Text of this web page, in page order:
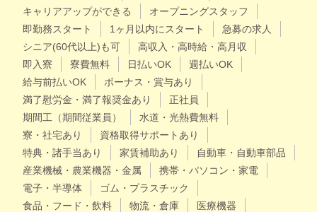
キャリアアップができる
オープニングスタッフ
即勤務スタート
1ヶ月以内にスタート
急募の求人
シニア(60代以上)も可
高収入・高時給・高月収
即入寮
寮費無料 日払いOK
週払いOK
給与前払いOK
ボーナス・賞与あり
満了慰労金・満了報奨金あり
正社員
期間工（期間従業員）
水道・光熱費無料
寮・社宅あり
資格取得サポートあり
特典・諸手当あり
家賃補助あり
自動車・自動車部品
産業機械・農業機器・金属
携帯・パソコン・家電
電子・半導体
ゴム・プラスチック
食品・フード・飲料
物流・倉庫
医療機器